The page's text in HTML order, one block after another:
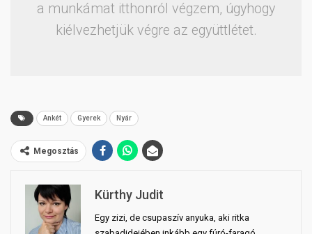
a munkámat itthonról végzem, úgyhogy
kiélvezhetjük végre az együttlétet.
Ankét Gyerek Nyár
Megosztás
Kürthy Judit
Egy zizi, de csupaszív anyuka, aki ritka